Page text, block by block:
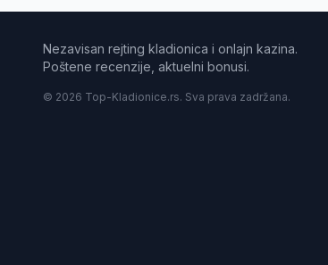
Nezavisan rejting kladionica i onlajn kazina.
Poštene recenzije, aktuelni bonusi.
© 2026 Top-Kladionice.rs. Sva prava zadržana.